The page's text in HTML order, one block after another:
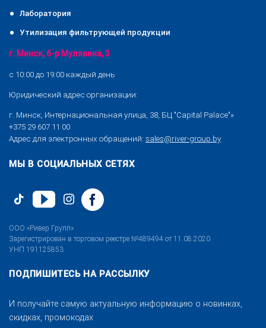
Лаборатория
Утилизация фильтрующей продукции
г. Минск, б-р Мулявина, 3
с 10:00 до 19:00 каждый день
Юридический адрес организации:
г. Минск, Интернациональная улица, 38, БЦ "Capital Palace"»
+375 29 607 11 00
Адрес для электронных обращений: sales@river-group.by
МЫ В СОЦИАЛЬНЫХ СЕТЯХ
ООО «Ривер Групп»
Зарегистрирован в торговом реестре №489494 от 11.08.2020
УНП 191125853
ПОДПИШИТЕСЬ НА РАССЫЛКУ
И получайте самую актуальную информацию о новинках,
скидках, промокодах